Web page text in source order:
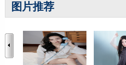
图片推荐